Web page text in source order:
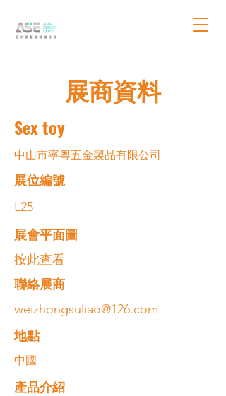
展商資料
Sex toy
中山市寧粵五金製品有限公司
展位編號
L25
展會平面圖
按此查看
​聯絡展商
weizhongsuliao@126.com
​地點
中國
​產品介紹